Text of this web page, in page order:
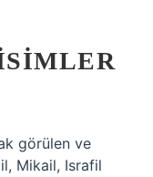
görülen ve
Mikail, Israfil